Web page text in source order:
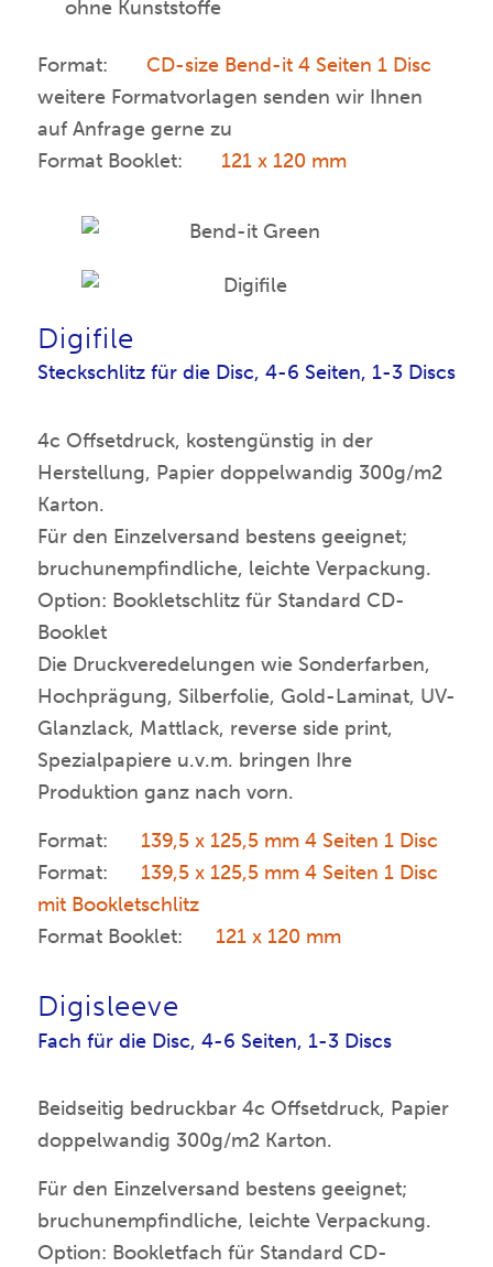
ohne Kunststoffe
Format:
CD-size Bend-it 4 Seiten 1 Disc
weitere Formatvorlagen senden wir Ihnen
auf Anfrage gerne zu
Format Booklet:
121 x 120 mm
Digifile
Steckschlitz für die Disc, 4-6 Seiten, 1-3 Discs
4c Offsetdruck, kostengünstig in der
Herstellung, Papier doppelwandig 300g/m2
Karton.
Für den Einzelversand bestens geeignet;
bruchunempfindliche, leichte Verpackung.
Option: Bookletschlitz für Standard CD-
Booklet
Die Druckveredelungen wie Sonderfarben,
Hochprägung, Silberfolie, Gold-Laminat, UV-
Glanzlack, Mattlack, reverse side print,
Spezialpapiere u.v.m. bringen Ihre
Produktion ganz nach vorn.
Format:
139,5 x 125,5 mm 4 Seiten 1 Disc
Format:
139,5 x 125,5 mm 4 Seiten 1 Disc
mit Bookletschlitz
Format Booklet:
121 x 120 mm
Digisleeve
Fach für die Disc, 4-6 Seiten, 1-3 Discs
Beidseitig bedruckbar 4c Offsetdruck, Papier
doppelwandig 300g/m2 Karton.
Für den Einzelversand bestens geeignet;
bruchunempfindliche, leichte Verpackung.
Option: Bookletfach für Standard CD-